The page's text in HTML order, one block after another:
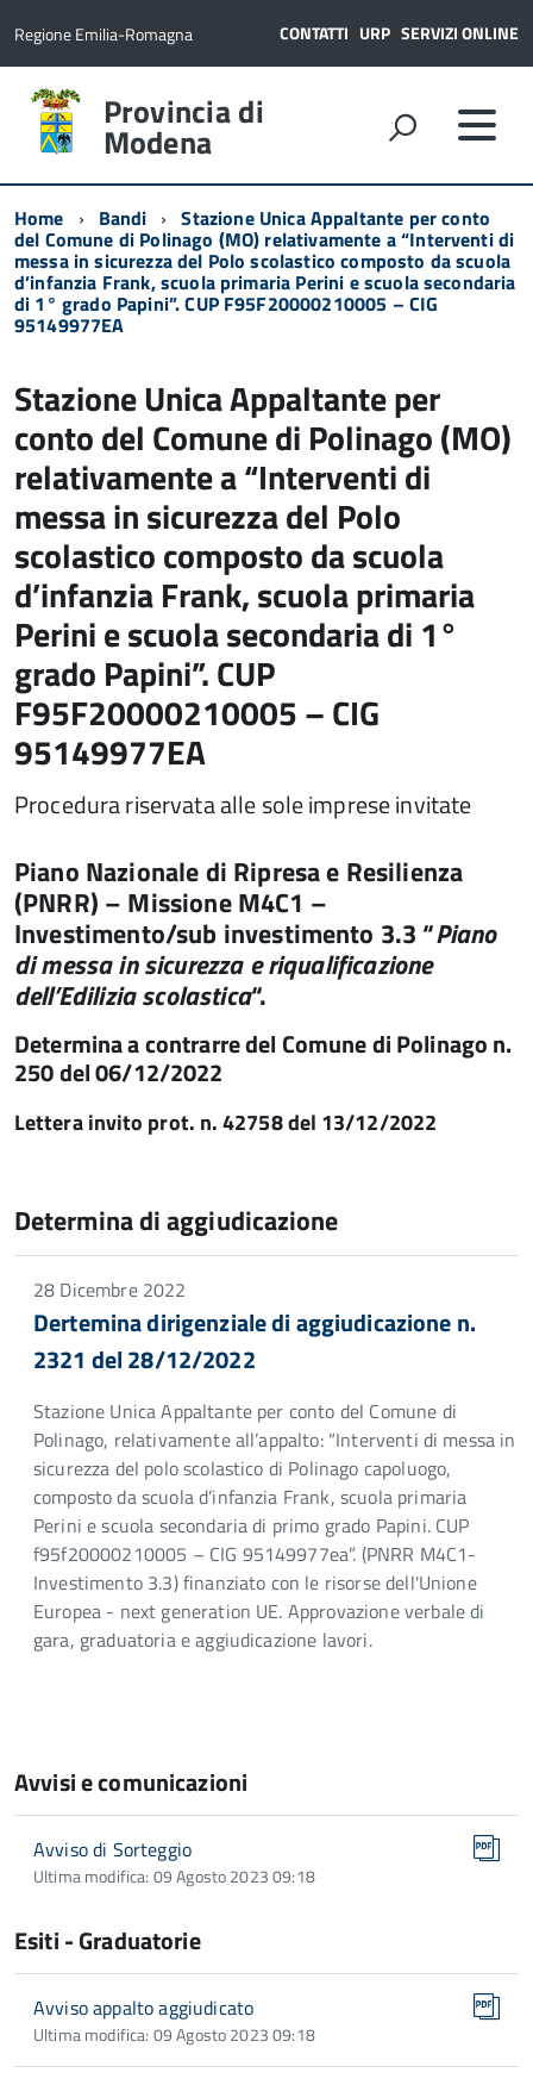
Regione Emilia-Romagna CONTATTI URP SERVIZI ONLINE
Provincia di
Modena
Home Bandi Stazione Unica Appaltante per conto
del Comune di Polinago (MO) relativamente a “Interventi di
messa in sicurezza del Polo scolastico composto da scuola
d’infanzia Frank, scuola primaria Perini e scuola secondaria
di 1° grado Papini”. CUP F95F20000210005 – CIG
95149977EA
Stazione Unica Appaltante per
conto del Comune di Polinago (MO)
relativamente a “Interventi di
messa in sicurezza del Polo
scolastico composto da scuola
d’infanzia Frank, scuola primaria
Perini e scuola secondaria di 1°
grado Papini”. CUP
F95F20000210005 – CIG
95149977EA
Procedura riservata alle sole imprese invitate
Piano Nazionale di Ripresa e Resilienza
(PNRR) – Missione M4C1 –
Investimento/sub investimento 3.3 “Piano
di messa in sicurezza e riqualificazione
dell’Edilizia scolastica“.
Determina a contrarre del Comune di Polinago n.
250 del 06/12/2022
Lettera invito prot. n. 42758 del 13/12/2022
Determina di aggiudicazione
28 Dicembre 2022
Dertemina dirigenziale di aggiudicazione n.
2321 del 28/12/2022
Stazione Unica Appaltante per conto del Comune di
Polinago, relativamente all’appalto: “Interventi di messa in
sicurezza del polo scolastico di Polinago capoluogo,
composto da scuola d’infanzia Frank, scuola primaria
Perini e scuola secondaria di primo grado Papini. CUP
f95f20000210005 – CIG 95149977ea”. (PNRR M4C1-
Investimento 3.3) finanziato con le risorse dell'Unione
Europea - next generation UE. Approvazione verbale di
gara, graduatoria e aggiudicazione lavori.
Avvisi e comunicazioni
Avviso di Sorteggio
Ultima modifica: 09 Agosto 2023 09:18
Esiti - Graduatorie
Avviso appalto aggiudicato
Ultima modifica: 09 Agosto 2023 09:18